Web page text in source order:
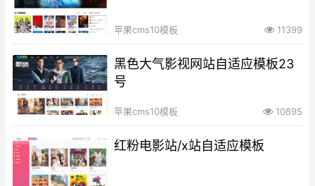
苹果cms10模板 11399
黑色大气影视网站自适应模板23
号
苹果cms10模板 10895
红粉电影站/x站自适应模板